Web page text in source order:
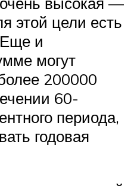
этой цели есть
Еще и
могут
200000
60-
периода,
годовая